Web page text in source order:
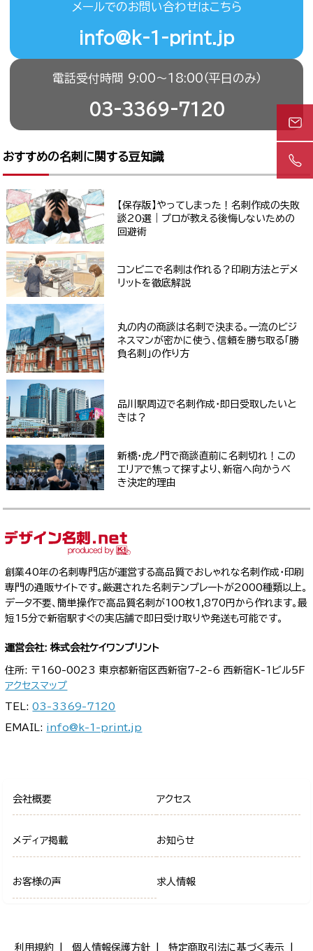
メールでのお問い合わせはこちら
info@k-1-print.jp
電話受付時間 9:00〜18:00（平日のみ）
03-3369-7120
おすすめの名刺に関する豆知識
【保存版】やってしまった！名刺作成の失敗
談20選｜プロが教える後悔しないための
回避術
コンビニで名刺は作れる？印刷方法とデメ
リットを徹底解説
丸の内の商談は名刺で決まる。一流のビジ
ネスマンが密かに使う、信頼を勝ち取る「勝
負名刺」の作り方
品川駅周辺で名刺作成・即日受取したいと
きは？
新橋・虎ノ門で商談直前に名刺切れ！この
エリアで焦って探すより、新宿へ向かうべ
き決定的理由
創業40年の名刺専門店が運営する高品質でおしゃれな名刺作成・印刷
専門の通販サイトです。厳選された名刺テンプレートが2000種類以上。
データ不要、簡単操作で高品質名刺が100枚1,870円から作れます。最
短15分で新宿駅すぐの実店舗で即日受け取りや発送も可能です。
運営会社: 株式会社ケイワンプリント
住所: 〒160-0023 東京都新宿区西新宿7-2-6 西新宿K-1ビル5F
アクセスマップ
TEL:03-3369-7120
EMAIL: info@k-1-print.jp
会社概要 アクセス
メディア掲載 お知らせ
お客様の声 求人情報
利用規約 個人情報保護方針 特定商取引法に基づく表示